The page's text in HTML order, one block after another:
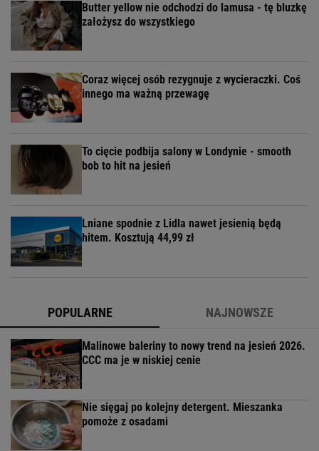
Butter yellow nie odchodzi do lamusa - tę bluzkę
założysz do wszystkiego
Coraz więcej osób rezygnuje z wycieraczki. Coś
innego ma ważną przewagę
To cięcie podbija salony w Londynie - smooth
bob to hit na jesień
Lniane spodnie z Lidla nawet jesienią będą
hitem. Kosztują 44,99 zł
POPULARNE NAJNOWSZE
Malinowe baleriny to nowy trend na jesień 2026.
CCC ma je w niskiej cenie
Nie sięgaj po kolejny detergent. Mieszanka
pomoże z osadami